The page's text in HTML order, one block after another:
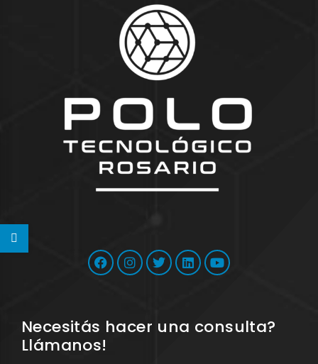
Necesitás hacer una consulta?
Llámanos!